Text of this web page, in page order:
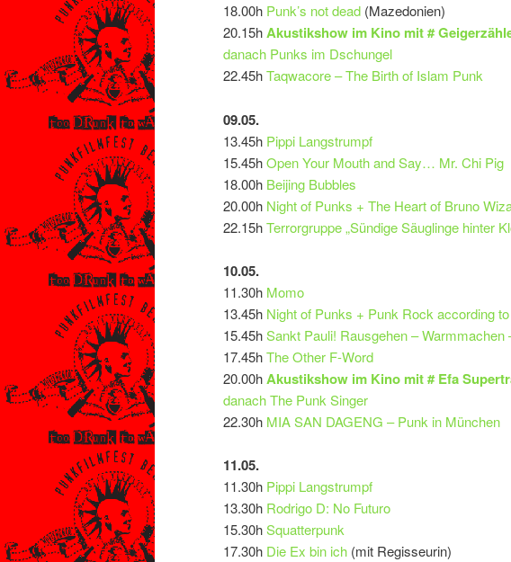
18.00h Punk’s not dead (Mazedonien)
20.15hAkustikshow im Kino mit #
danach Punks im Dschungel
22.45hTaqwacore – The Birth of Islam Punk
09.05.
13.45h Pippi Langstrumpf
15.45hOpen Your Mouth and Say… Mr. Chi Pig
18.00h Beijing Bubbles
20.00h Night of Punks + The Heart of Bruno
22.15hTerrorgruppe „Sündige Säuglinge hinter
10.05.
11.30h Momo
13.45h Night of Punks + Punk Rock according
15.45hSankt Pauli! Rausgehen – Warmmachen
17.45hThe Other F-Word
20.00hAkustikshow im Kino mit # Efa
danach The Punk Singer
22.30h MIA SAN DAGENG – Punk in München
11.05.
11.30h Pippi Langstrumpf
13.30h Rodrigo D: No Futuro
15.30hSquatterpunk
17.30h Die Ex bin ich (mit Regisseurin)